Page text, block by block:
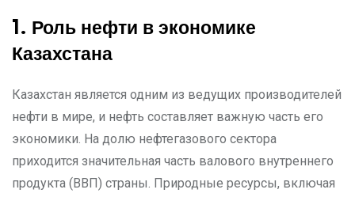
1. Роль нефти в экономике
Казахстана
Казахстан является одним из ведущих производителей
нефти в мире, и нефть составляет важную часть его
экономики. На долю нефтегазового сектора
приходится значительная часть валового внутреннего
продукта (ВВП) страны. Природные ресурсы, включая